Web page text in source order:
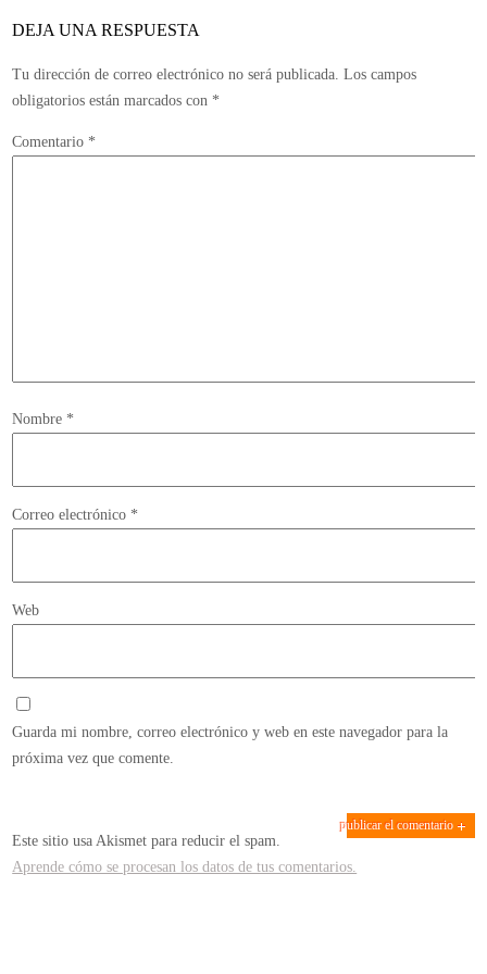
DEJA UNA RESPUESTA
Tu dirección de correo electrónico no será publicada. Los campos
obligatorios están marcados con *
Comentario *
Nombre *
Correo electrónico *
Web
Guarda mi nombre, correo electrónico y web en este navegador para la
próxima vez que comente.
Este sitio usa Akismet para reducir el spam.
Aprende cómo se procesan los datos de tus comentarios.